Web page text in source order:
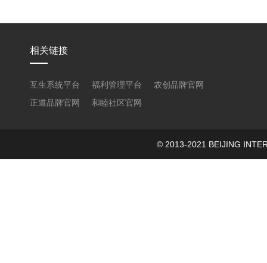
相关链接
互生系统平台 福利管理平台
农创品牌官网
正道品牌官网
和睦社区官网
© 2013-2021 BEIJING